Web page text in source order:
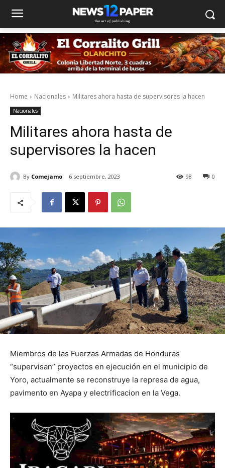
Home Nacionales Militares ahora hasta de supervisores la hacen
Nacionales
Militares ahora hasta de
supervisores la hacen
By Comejamo 6 septiembre, 2023 0
98
Miembros de las Fuerzas Armadas de Honduras
“supervisan” proyectos en ejecución en el municipio de
Yoro, actualmente se reconstruye la represa de agua,
pavimento en Ayapa y electrificacion en la Vega.